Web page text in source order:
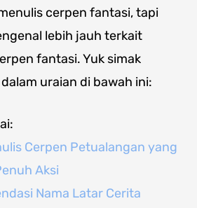
cerpen fantasi, tapi
lebih jauh terkait
fantasi. Yuk simak
uraian di bawah ini:
Cerpen Petualangan yang
Aksi
Nama Latar Cerita